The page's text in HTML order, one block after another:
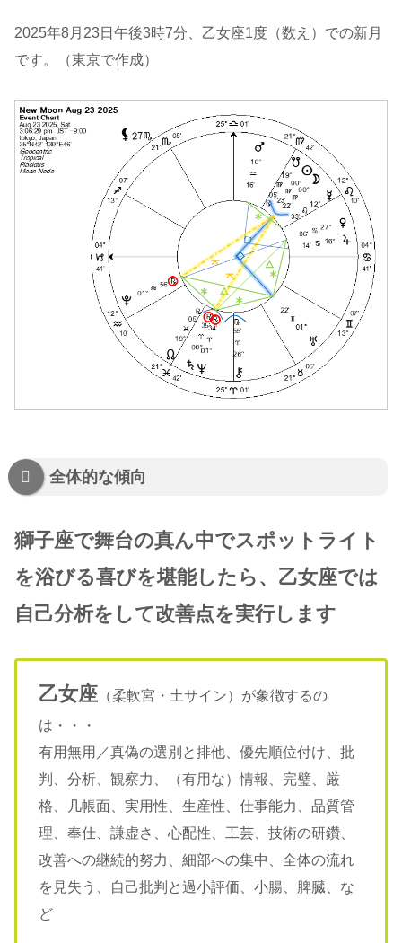
2025年8月23日午後3時7分、乙女座1度（数え）での新月
です。（東京で作成）
全体的な傾向
獅子座で舞台の真ん中でスポットライト
を浴びる喜びを堪能したら、乙女座では
自己分析をして改善点を実行します
乙女座 （柔軟宮・土サイン）が象徴するの
は・・・
有用無用／真偽の選別と排他、優先順位付け、批
判、分析、観察力、（有用な）情報、完璧、厳
格、几帳面、実用性、生産性、仕事能力、品質管
理、奉仕、謙虚さ、心配性、工芸、技術の研鑽、
改善への継続的努力、細部への集中、全体の流れ
を見失う、自己批判と過小評価、小腸、脾臓、な
ど